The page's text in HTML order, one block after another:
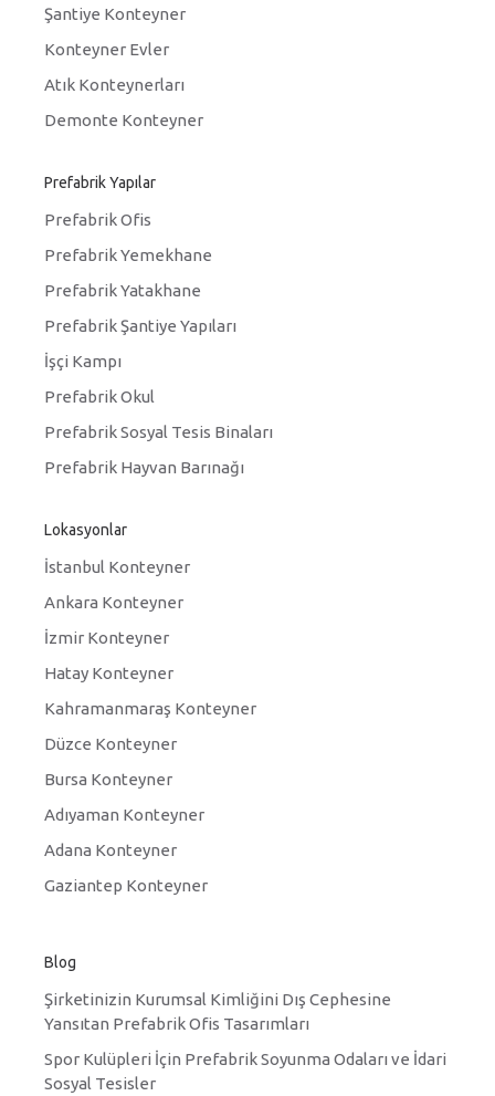
Şantiye Konteyner
Konteyner Evler
Atık Konteynerları
Demonte Konteyner
Prefabrik Yapılar
Prefabrik Ofis
Prefabrik Yemekhane
Prefabrik Yatakhane
Prefabrik Şantiye Yapıları
İşçi Kampı
Prefabrik Okul
Prefabrik Sosyal Tesis Binaları
Prefabrik Hayvan Barınağı
Lokasyonlar
İstanbul Konteyner
Ankara Konteyner
İzmir Konteyner
Hatay Konteyner
Kahramanmaraş Konteyner
Düzce Konteyner
Bursa Konteyner
Adıyaman Konteyner
Adana Konteyner
Gaziantep Konteyner
Blog
Şirketinizin Kurumsal Kimliğini Dış Cephesine
Yansıtan Prefabrik Ofis Tasarımları
Spor Kulüpleri İçin Prefabrik Soyunma Odaları ve İdari
Sosyal Tesisler